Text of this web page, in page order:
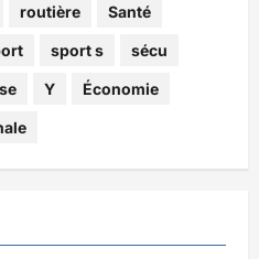
routière Santé
sport s sécu
Y Économie